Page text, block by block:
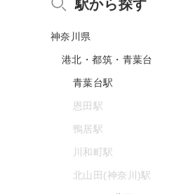
駅から探す
神奈川県
港北・都筑・青葉台
青葉台駅
恩田駅
鴨居駅
川和町駅
北山田(神奈川)駅